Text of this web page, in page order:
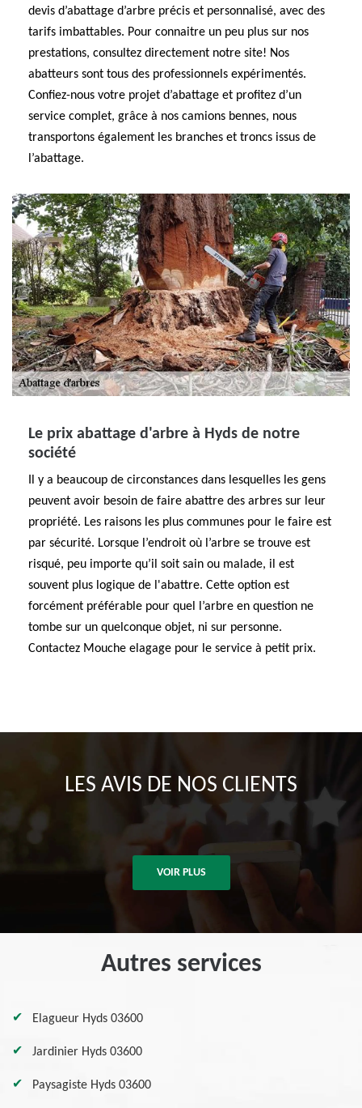
devis d’abattage d’arbre précis et personnalisé, avec des
tarifs imbattables. Pour connaitre un peu plus sur nos
prestations, consultez directement notre site! Nos
abatteurs sont tous des professionnels expérimentés.
Confiez-nous votre projet d’abattage et profitez d’un
service complet, grâce à nos camions bennes, nous
transportons également les branches et troncs issus de
l’abattage.
Le prix abattage d'arbre à Hyds de notre
société
Il y a beaucoup de circonstances dans lesquelles les gens
peuvent avoir besoin de faire abattre des arbres sur leur
propriété. Les raisons les plus communes pour le faire est
par sécurité. Lorsque l’endroit où l’arbre se trouve est
risqué, peu importe qu’il soit sain ou malade, il est
souvent plus logique de l'abattre. Cette option est
forcément préférable pour quel l’arbre en question ne
tombe sur un quelconque objet, ni sur personne.
Contactez Mouche elagage pour le service à petit prix.
LES AVIS DE NOS CLIENTS
VOIR PLUS
Autres services
Elagueur Hyds 03600
Jardinier Hyds 03600
Paysagiste Hyds 03600